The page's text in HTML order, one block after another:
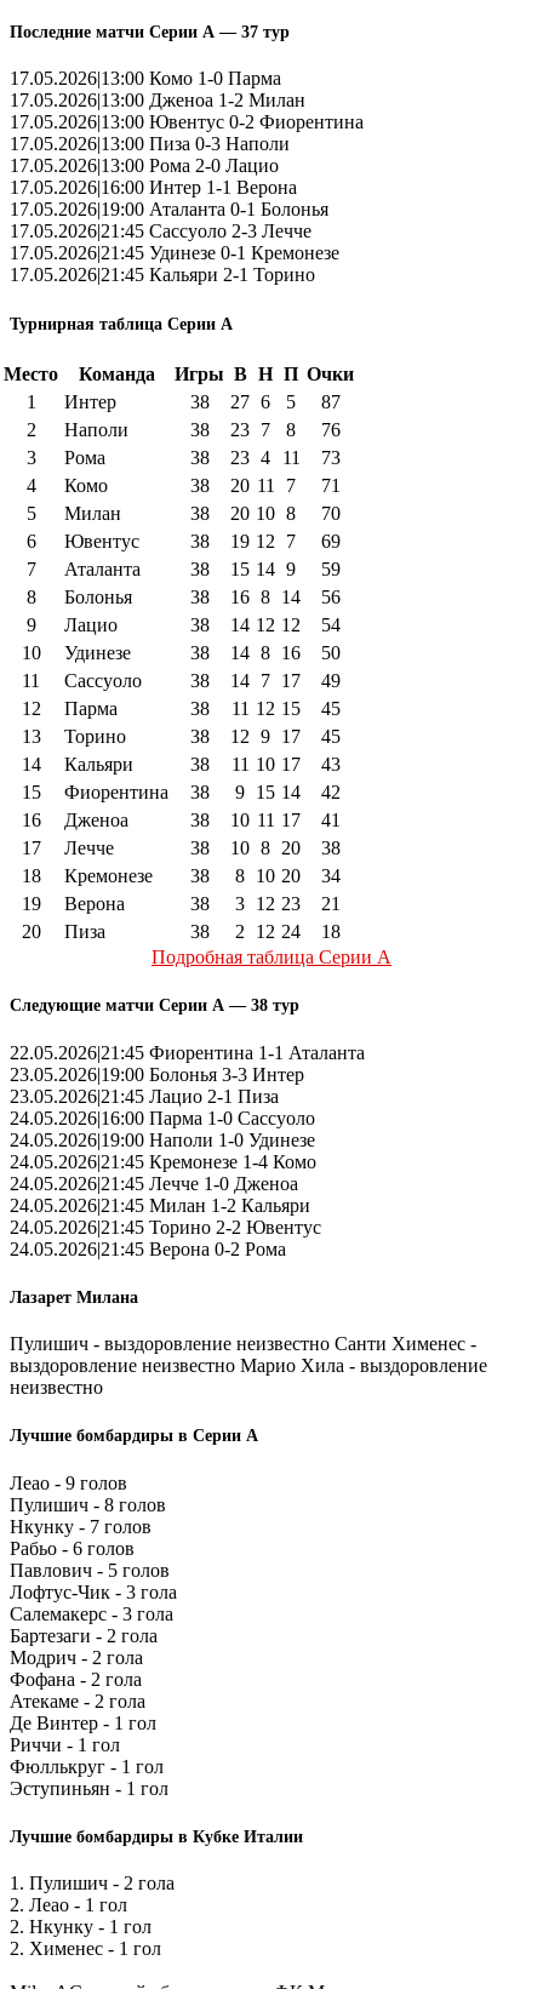
Последние матчи Серии А — 37 тур
17.05.2026|13:00 Комо 1-0 Парма
17.05.2026|13:00 Дженоа 1-2 Милан
17.05.2026|13:00 Ювентус 0-2 Фиорентина
17.05.2026|13:00 Пиза 0-3 Наполи
17.05.2026|13:00 Рома 2-0 Лацио
17.05.2026|16:00 Интер 1-1 Верона
17.05.2026|19:00 Аталанта 0-1 Болонья
17.05.2026|21:45 Сассуоло 2-3 Лечче
17.05.2026|21:45 Удинезе 0-1 Кремонезе
17.05.2026|21:45 Кальяри 2-1 Торино
Турнирная таблица Серии А
Место Команда Игры В Н П Очки
1
Интер 38 27 6 5
87
2
Наполи 38 23 7 8
76
3
Рома 38 23 4 11
73
4
Комо 38 20 11 7
71
5
Милан 38 20 10 8
70
6
Ювентус 38 19 12 7
69
7
Аталанта 38 15 14 9
59
8
Болонья 38 16 8 14
56
9
Лацио 38 14 12 12
54
10
Удинезе 38 14 8 16
50
11
Сассуоло 38 14 7 17
49
12
Парма 38 11 12 15
45
13
Торино 38 12 9 17
45
14
Кальяри 38 11 10 17
43
15
Фиорентина 38 9 15 14
42
16
Дженоа 38 10 11 17
41
17
Лечче 38 10 8 20
38
18
Кремонезе 38 8 10 20
34
19
Верона 38 3 12 23
21
20
Пиза 38 2 12 24
18
Подробная таблица Серии А
Следующие матчи Серии А — 38 тур
22.05.2026|21:45 Фиорентина 1-1 Аталанта
23.05.2026|19:00 Болонья 3-3 Интер
23.05.2026|21:45 Лацио 2-1 Пиза
24.05.2026|16:00 Парма 1-0 Сассуоло
24.05.2026|19:00 Наполи 1-0 Удинезе
24.05.2026|21:45 Кремонезе 1-4 Комо
24.05.2026|21:45 Лечче 1-0 Дженоа
24.05.2026|21:45 Милан 1-2 Кальяри
24.05.2026|21:45 Торино 2-2 Ювентус
24.05.2026|21:45 Верона 0-2 Рома
Лазарет Милана
Пулишич - выздоровление неизвестно Санти Хименес -
выздоровление неизвестно Марио Хила - выздоровление
неизвестно
Лучшие бомбардиры в Серии А
Леао - 9 голов
Пулишич - 8 голов
Нкунку - 7 голов
Рабьо - 6 голов
Павлович - 5 голов
Лофтус-Чик - 3 гола
Салемакерс - 3 гола
Бартезаги - 2 гола
Модрич - 2 гола
Фофана - 2 гола
Атекаме - 2 гола
Де Винтер - 1 гол
Риччи - 1 гол
Фюллькруг - 1 гол
Эступиньян - 1 гол
Лучшие бомбардиры в Кубке Италии
1. Пулишич - 2 гола
2. Леао - 1 гол
2. Нкунку - 1 гол
2. Хименес - 1 гол